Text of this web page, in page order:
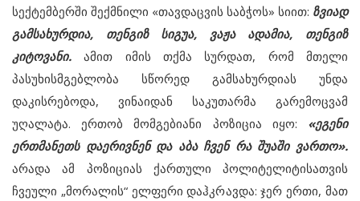
სექტემბერში შექმნილი «თავდაცვის საბჭოს» სიით: ზვიად
გამსახურდია, თენგიზ სიგუა, ვაჟა ადამია, თენგიზ
კიტოვანი. ამით იმის თქმა სურდათ, რომ მთელი
პასუხისმგებლობა სწორედ გამსახურდიას უნდა
დაკისრებოდა, ვინაიდან საკუთარმა გარემოცვამ
უღალატა. ერთობ მომგებიანი პოზიცია იყო: «ეგენი
ერთმანეთს დაერივნენ და აბა ჩვენ რა შუაში ვართო».
არადა ამ პოზიციას ქართული პოლიტელიტისათვის
ჩვეული „მორალის“ ელფერი დაჰკრავდა: ჯერ ერთი, მათ